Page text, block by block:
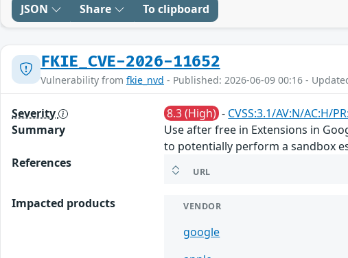
JSON Share To clipboard
FKIE_CVE-2026-11652
Vulnerability from fkie_nvd - Published: 2026-06-09 00:16 -
Severity 8.3 (High) - CVSS:3.1/AV:N/AC:H/
Summary
Use after free in Extensions in
to potentially perform a sandbox
References
URL
Impacted products VENDOR
google